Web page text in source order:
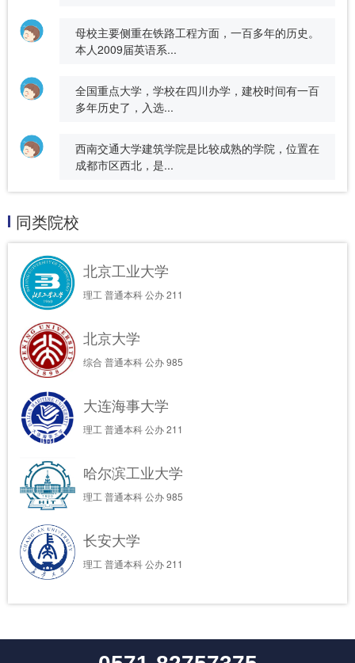
母校主要侧重在铁路工程方面，一百多年的历史。
本人2009届英语系...
全国重点大学，学校在四川办学，建校时间有一百
多年历史了，入选...
西南交通大学建筑学院是比较成熟的学院，位置在
成都市区西北，是...
同类院校
北京工业大学
理工 普通本科公办211
北京大学
综合 普通本科公办985
大连海事大学
理工 普通本科公办211
哈尔滨工业大学
理工 普通本科公办985
长安大学
理工 普通本科公办211